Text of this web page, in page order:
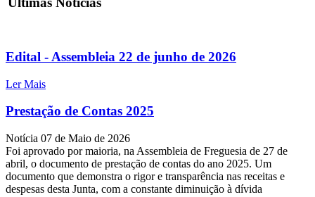
Edital - Assembleia 22 de junho de 2026
Ler Mais
Prestação de Contas 2025
Notícia 07 de Maio de 2026
Foi aprovado por maioria, na Assembleia de Freguesia de 27 de
abril, o documento de prestação de contas do ano 2025. Um
documento que demonstra o rigor e transparência nas receitas e
despesas desta Junta, com a constante diminuição à dívida